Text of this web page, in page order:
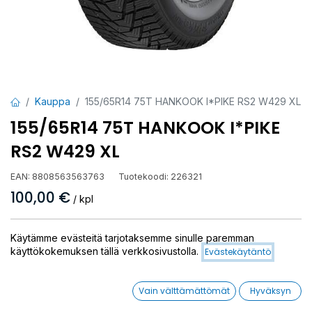
Kauppa 155/65R14 75T HANKOOK I*PIKE RS2 W429 XL
155/65R14 75T HANKOOK I*PIKE
RS2 W429 XL
EAN: 8808563563763 Tuotekoodi: 226321
100,00 € / kpl
Toimittajilla (ulkomaa):Saatavilla
Toimitusaika:7 arkipäivää
Käytämme evästeitä tarjotaksemme sinulle paremman
käyttökokemuksen tällä verkkosivustolla. Evästekäytäntö
Vain välttämättömät Hyväksyn